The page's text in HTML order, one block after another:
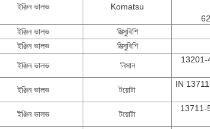
ইঞ্জিন ভালভ Komatsu
ইঞ্জিন ভালভ মিত্সুবিশি
ইঞ্জিন ভালভ
মিত্সুবিশি
ইঞ্জিন ভালভ নিসান
13201-
ইঞ্জিন ভালভ টয়োটা
IN
ইঞ্জিন ভালভ টয়োটা
13711-